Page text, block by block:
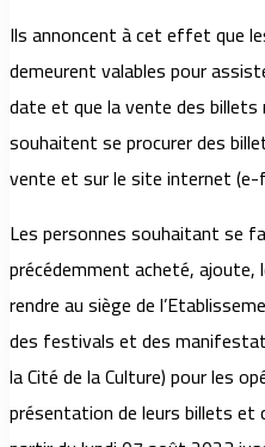
Ils annoncent à cet effet que
demeurent valables pour
date et que la vente des
souhaitent se procurer des
vente et sur le site internet
Les personnes souhaitant se
précédemment acheté, ajoute,
rendre au siège de
des festivals et des
la Cité de la Culture) pour les
présentation de leurs billets et